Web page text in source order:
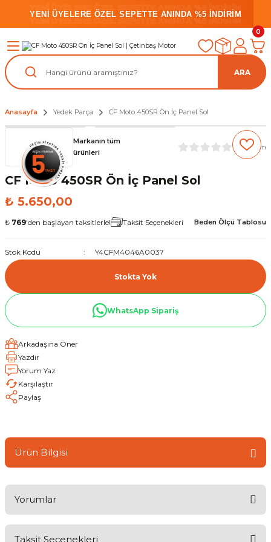
YENİ ÜYELERE ÖZEL SEPETTE ANINDA %5 İNDİRİM
YENİ ÜYELERE ÖZEL SEPETTE ANINDA %5 İNDİRİM
YENİ ÜYELERE ÖZEL SEPETTE ANINDA %5 İNDİRİM
ARA
0
Anasayfa Yedek Parça CF Moto 450SR Ön İç Panel Sol
Markanın tüm
ürünleri
(0) Yorum
CF Moto 450SR Ön İç Panel Sol
₺ 5.650,00
₺ 769'den başlayan taksitlerle! Taksit Seçenekleri Beden Ölçü Tablosu
Stok Kodu Y4CFM4046A0037
Stokta Yok
WhatsApp Sipariş
Arkadaşına Öner
Yazdır
Yorum Yaz
Karşılaştır
Paylaş
Ürün Bilgisi
Yorumlar
Taksit Seçenekleri